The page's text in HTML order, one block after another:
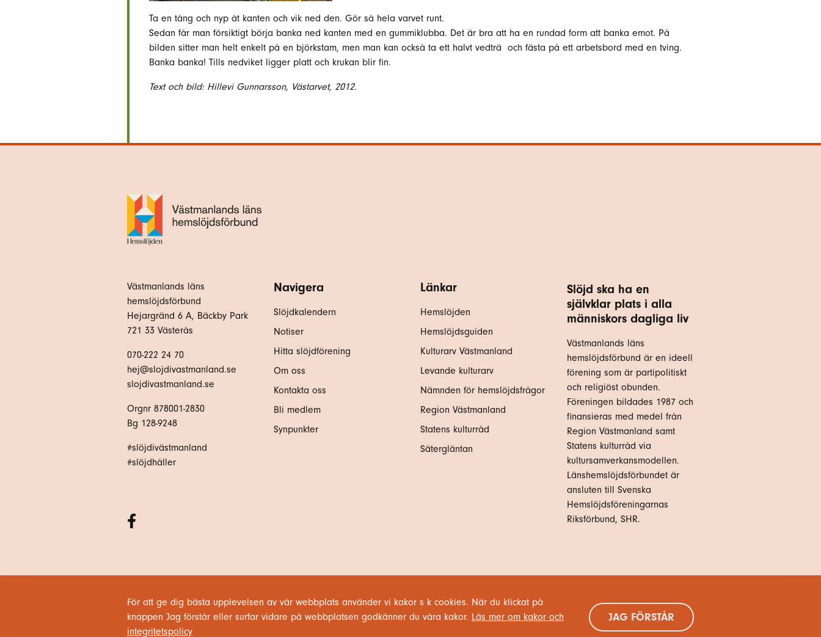
Ta en tång och nyp åt kanten och vik ned den. Gör så hela varvet runt.
Sedan får man försiktigt börja banka ned kanten med en gummiklubba. Det är bra att ha en rundad form att banka emot. På
bilden sitter man helt enkelt på en björkstam, men man kan också ta ett halvt vedträ och fästa på ett arbetsbord med en tving.
Banka banka! Tills nedviket ligger platt och krukan blir fin.
Text och bild: Hillevi Gunnarsson, Västarvet, 2012.
Västmanlands läns
hemslöjdsförbund
Hejargränd 6 A, Bäckby Park
721 33 Västerås
070-222 24 70
hej@slojdivastmanland.se
slojdivastmanland.se
Orgnr 878001-2830
Bg 128-9248
#slöjdivästmanland
#slöjdhåller
Navigera
Slöjdkalendern
Notiser
Hitta slöjdförening
Om oss
Kontakta oss
Bli medlem
Synpunkter
Länkar
Hemslöjden
Hemslöjdsguiden
Kulturarv Västmanland
Levande kulturarv
Nämnden för hemslöjdsfrågor
Region Västmanland
Statens kulturråd
Sätergläntan
Slöjd ska ha en
självklar plats i alla
människors dagliga liv
Västmanlands läns
hemslöjdsförbund är en ideell
förening som är partipolitiskt
och religiöst obunden.
Föreningen bildades 1987 och
finansieras med medel från
Region Västmanland samt
Statens kulturråd via
kultursamverkansmodellen.
Länshemslöjdsförbundet är
ansluten till Svenska
Hemslöjdsföreningarnas
Riksförbund, SHR.
För att ge dig bästa upplevelsen av vår webbplats använder vi kakor s k cookies. När du klickat på
knappen Jag förstår eller surfar vidare på webbplatsen godkänner du våra kakor. Läs mer om kakor och
integritetspolicy
JAG FÖRSTÅR